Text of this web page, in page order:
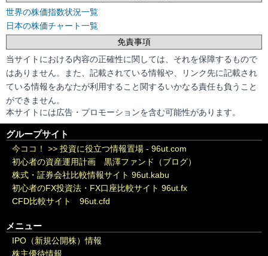
世界の株価指数状況一覧
日本の株価チャート一覧
免責事項
当サイトにおける内容の正確性に関しては、それを保障するもので
はありません。また、記載されている情報や、リンク先に記載され
ている情報をあなたが利用すること関するいかなる責任も負うこと
ができません。
本サイトには広告・プロモーションを含む可能性があります。
グループサイト
今ココ！ >> 投資に役立つ情報置場 - 96ut.com
初心者の資産運用計画 黒澤ファンド（ブログ）
株式・証券会社比較情報サイト 96ut.kabu
初心者のFX投資法・FX口座比較サイト 96ut.fx
CFD比較サイト 96ut.cfd
メニュー
IPO（新規公開株）情報
株主優待情報